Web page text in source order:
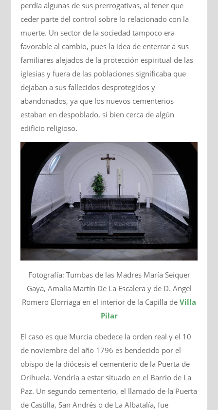
perdía algunas de sus prerrogativas, al tener que
ceder parte del control sobre lo relacionado con la
muerte. Un sector de la sociedad tampoco era
favorable al cambio, pues la idea de enterrar a sus
familiares alejados de la protección espiritual de las
iglesias y fuera de las poblaciones significaba que
dejaban a sus fallecidos desprotegidos y
abandonados, ya que los nuevos cementerios
estaban en despoblado, si bien cerca de algún
edificio religioso.
Fotografía: Tumbas de las Madres María Seiquer
Gaya, Amalia Martín De La Escalera y de D. Angel
Romero Elorriaga en el interior de la Capilla de Villa
Pilar
El caso es que Murcia obedece la orden real y el 10
de noviembre del año 1796 es bendecido por el
obispo de la diócesis el cementerio de la Puerta de
Orihuela. Vendría a estar situado en el Barrio de La
Paz. Un segundo cementerio, el llamado de la Puerta
de Castilla, San Andrés o de La Albatalía, fue